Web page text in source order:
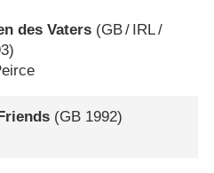
des Vaters (GB/ IRL/
(GB 1992)